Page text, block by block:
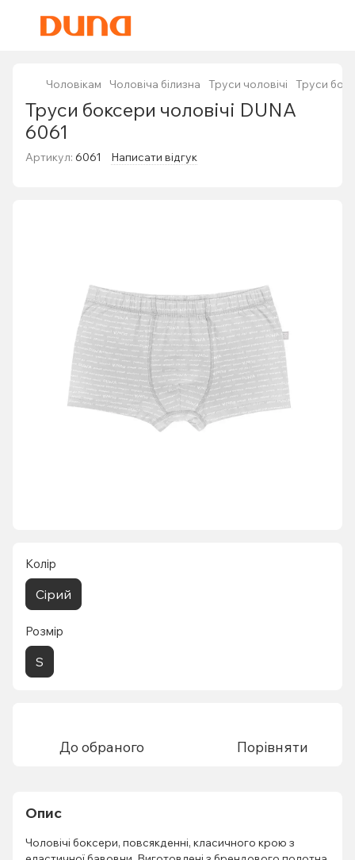
Чоловікам Чоловіча білизна Труси чоловічі Труси
Труси боксери чоловічі DUNA
6061
Артикул: 6061 Написати відгук
Колір
Сірий
Розмір
S
До обраного Порівняти
Опис
Чоловічі боксери, повсякденні, класичного крою з